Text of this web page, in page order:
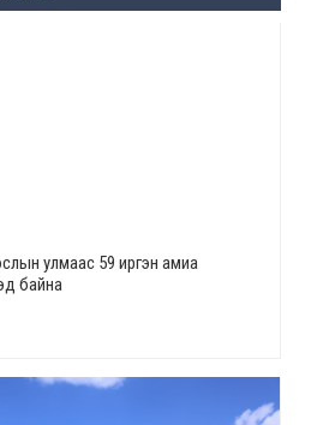
улмаас 59 иргэн амиа
байна